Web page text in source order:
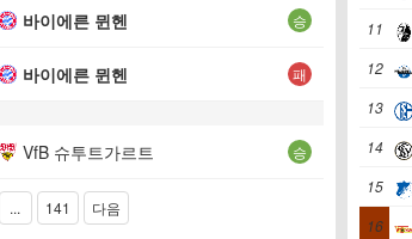
바이에른 뮌헨 승
바이에른 뮌헨
패
VfB 슈투트가르트 승
... 141 다음
11
12
13
14
15
16